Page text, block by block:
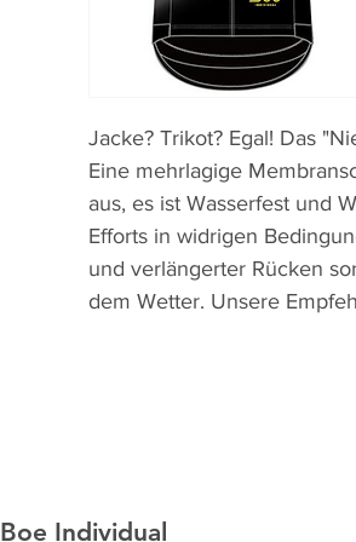
Jacke? Trikot? Egal! Das
Eine mehrlagige
aus, es ist Wasserfest und
Efforts in widrigen
und verlängerter Rücken
dem Wetter. Unsere
Boe Individual